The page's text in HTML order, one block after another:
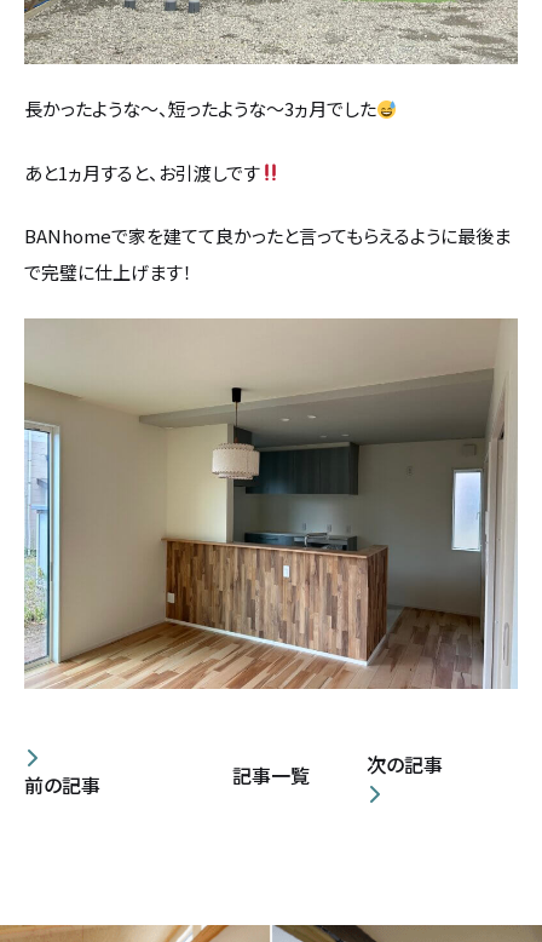
長かったような～、短ったような～3ヵ月でした
あと1ヵ月すると、お引渡しです
BANhomeで家を建てて良かったと言ってもらえるように最後ま
で完璧に仕上げます！
前の記事 記事一覧 次の記事